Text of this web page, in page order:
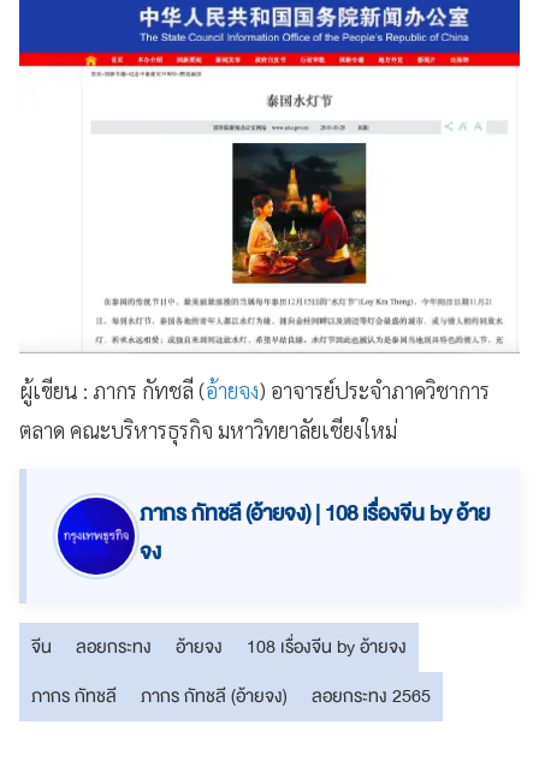
ผู้เขียน : ภากร กัทชลี (อ้ายจง) อาจารย์ประจำภาควิชาการ
ตลาด คณะบริหารธุรกิจ มหาวิทยาลัยเชียงใหม่
ภากร กัทชลี (อ้ายจง) | 108 เรื่องจีน by อ้าย
จง
จีน ลอยกระทง อ้ายจง
108 เรื่องจีน by อ้ายจง
ภากร กัทชลี
ภากร กัทชลี (อ้ายจง) ลอยกระทง 2565